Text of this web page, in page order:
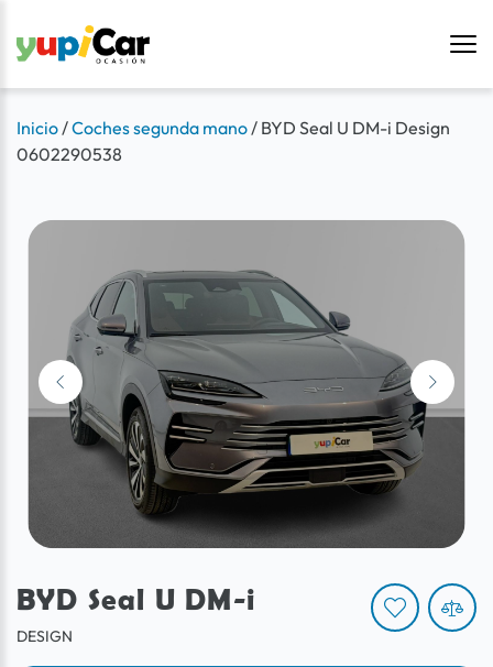
Inicio/Coches segunda mano/ BYD Seal U DM-i Design
0602290538
BYD Seal U DM-i
DESIGN